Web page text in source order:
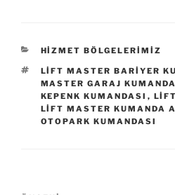
KATEGORILER
HIZMET BÖLGELERIMIZ
ETIKETLER
LIFT MASTER BARIYER
MASTER GARAJ
KEPENK KUMANDASI ,
LIFT MASTER KUMANDA
OTOPARK KUMANDASI
Yazı